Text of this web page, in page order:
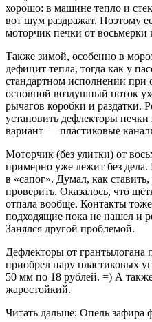
хорошо: в машине тепло и
вот шум раздражат. Поэтому
моторчик печки от
Также зимой, особенно в
дефицит тепла, тогда как у
стандартном исполнении при
основной воздушный поток
рычагов коробки и раздатки.
установить дефлекторы
вариант — пластиковые
Моторчик (без улитки) от
примерно уже лежит без дела.
в «сапог». Думал, как
проверить. Оказалось, что
отпала вообще. Контакты
подходящие пока не нашел и
Занялся другой проблемой.
Дефлекторы от грантылогана
приобрел пару пластиковых
50 мм по 18 рублей. =) А
жаростойкий.
Читать дальше: Опель зафира